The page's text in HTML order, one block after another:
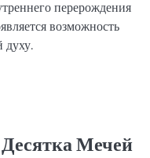
перерождения
возможность
духу.
Мечей